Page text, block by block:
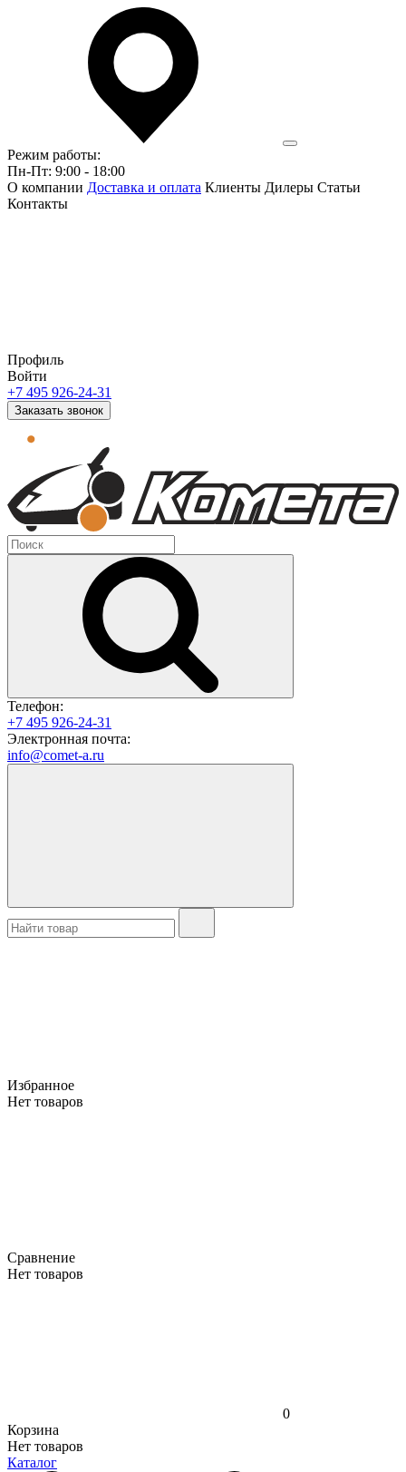
Режим работы:
Пн-Пт: 9:00 - 18:00
О компании Доставка и оплата Клиенты Дилеры Статьи
Контакты
Профиль
Войти
+7 495 926-24-31
Заказать звонок
Телефон:
+7 495 926-24-31
Электронная почта:
info@comet-a.ru
Избранное
Нет товаров
Сравнение
Нет товаров
0
Корзина
Нет товаров
Каталог